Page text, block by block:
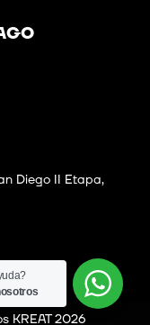
Diego II Etapa,
KREAT 2026